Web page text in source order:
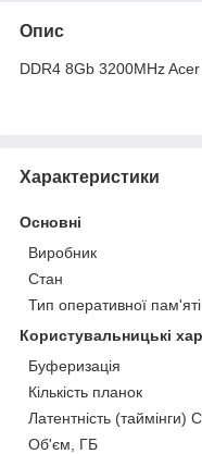
Опис
DDR4 8Gb 3200MHz
Характеристики
Основні
Виробник
Стан
Тип оперативної пам'яті
Користувальницькі
Буферизація
Кількість планок
Латентність (таймінги)
Об'єм, ГБ